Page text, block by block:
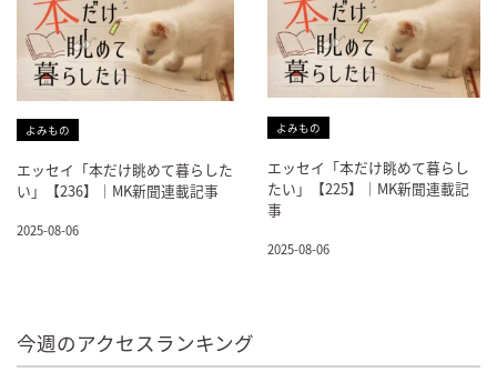
よみもの
エッセイ「本だけ眺めて暮らした
い」【236】｜MK新聞連載記事
2025-08-06
よみもの
エッセイ「本だけ眺めて暮らし
たい」【225】｜MK新聞連載記
事
2025-08-06
今週のアクセスランキング